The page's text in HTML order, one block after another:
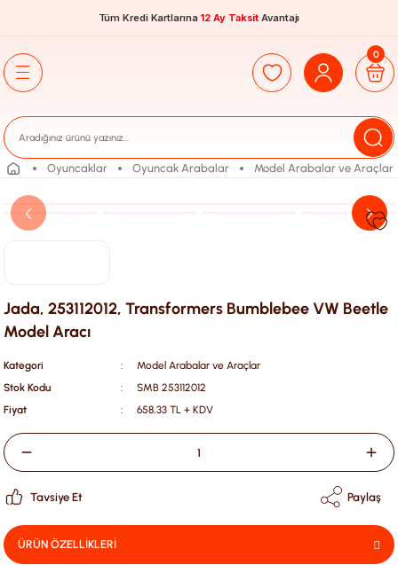
Tüm Kredi Kartlarına 12 Ay Taksit Avantajı
0
Oyuncaklar Oyuncak Arabalar Model Arabalar ve Araçlar
Jada, 253112012, Transformers Bumblebee VW Beetle
Model Aracı
Kategori
Model Arabalar ve Araçlar
Stok Kodu
SMB 253112012
Fiyat
658,33 TL + KDV
Tavsiye Et Paylaş
ÜRÜN ÖZELLİKLERİ